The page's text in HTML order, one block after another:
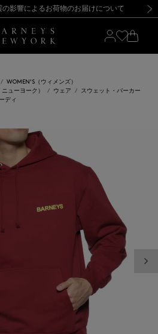
新規登録のお客様も対象！＜MY BARNEYS＞会員のお客様は11,000円（税込）以上のお買上げで常時送料無料！お買い物の際は会員登録を！
【夏季休業に伴う返品・交換承り一時停止のお知らせ】（2026.8.5）
影響によるお荷物のお届けについて
SALEのご案内・ご注意事項 新規登録のお客様も対象！＜MY BARNEYS＞会員のお客様は11,000円（税込）以上のお買上げで常時送料無料！お買い物の際は会員登録を！
【夏季休業に伴う返品・交換承り一時停止のお知らせ】（2026.8.5）
WOMEN'S（ウィメンズ）
ューヨーク）
ウェア
スウェット・パーカー
ディ